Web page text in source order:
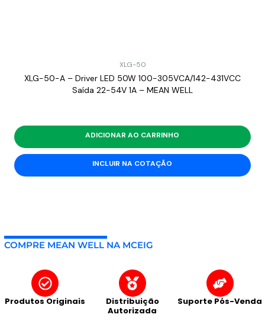
XLG-50
XLG-50-A – Driver LED 50W 100-305VCA/142-431VCC
Saída 22-54V 1A – MEAN WELL
ADICIONAR AO CARRINHO
INCLUIR NA COTAÇÃO
COMPRE MEAN WELL NA MCEIG
Produtos Originais
Distribuição
Autorizada
Suporte Pós-Venda